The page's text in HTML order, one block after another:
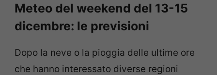
Meteo del weekend del 13-15
dicembre: le previsioni
Dopo la neve o la pioggia delle ultime ore
che hanno interessato diverse regioni